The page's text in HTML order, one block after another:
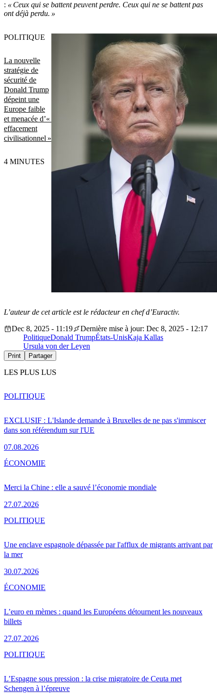
: « Ceux qui se battent peuvent perdre. Ceux qui ne se battent pas
ont déjà perdu. »
La nouvelle
stratégie de
sécurité de
Donald Trump
dépeint une
Europe faible
et menacée d’«
effacement
civilisationnel »
POLITIQUE
4 MINUTES
L’auteur de cet article est le rédacteur en chef d’Euractiv.
Dec 8, 2025 - 11:19
Dernière mise à jour: Dec 8, 2025 - 12:17
PolitiqueDonald TrumpÉtats-UnisKaja Kallas
Ursula von der Leyen
Print Partager
LES PLUS LUS
EXCLUSIF : L'Islande demande à Bruxelles de ne pas s'immiscer
dans son référendum sur l'UE
07.08.2026
POLITIQUE
Merci la Chine : elle a sauvé l’économie mondiale
27.07.2026
ÉCONOMIE
Une enclave espagnole dépassée par l'afflux de migrants arrivant par
la mer
30.07.2026
POLITIQUE
L’euro en mèmes : quand les Européens détournent les nouveaux
billets
27.07.2026
ÉCONOMIE
L’Espagne sous pression : la crise migratoire de Ceuta met
Schengen à l’épreuve
POLITIQUE